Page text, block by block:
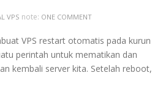
VPS note: ONE COMMENT
VPS restart otomatis pada kurun
perintah untuk mematikan dan
kembali server kita. Setelah reboot,